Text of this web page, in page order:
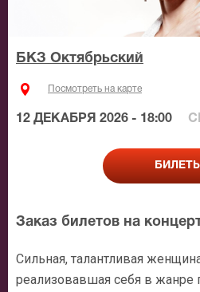
БКЗ Октябрьский
Посмотреть на карте
12 ДЕКАБРЯ 2026 - 18:00
БИЛЕТЫ
Заказ билетов на
Сильная, талантливая
реализовавшая себя в жанре